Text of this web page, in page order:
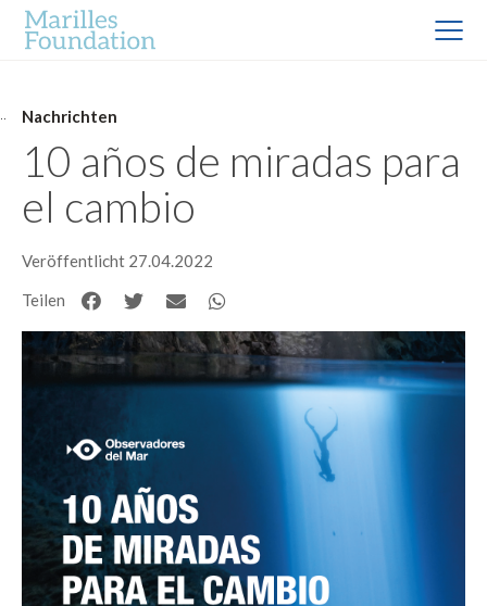
Nachrichten
10 años de miradas para
el cambio
Veröffentlicht 27.04.2022
Teilen